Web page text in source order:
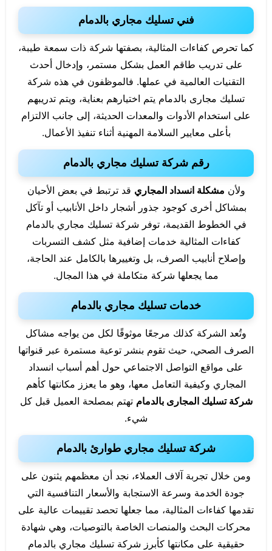
فني تسليك مجاري بالدمام
كما تحرص كفاءات المثالية، بصفتها شركة ذات سمعة طيبة،
على تدريب طاقم العمل بشكل مستمر، وإدخال أحدث
التقنيات العالمية في عملها. فالموظفون في هذه شركة
تسليك مجارى بالدمام يتم اختيارهم بعناية، ويتم تدريبهم
على استخدام الأدوات والمعدات الحديثة، إلى جانب الالتزام
بأعلى معايير السلامة المهنية أثناء تنفيذ الأعمال.
رقم شركة تسليك مجاري بالدمام
ولأن مشكلة انسداد المجاري قد ترتبط في بعض الأحيان
بمشاكل أخرى كوجود جذور أشجار داخل الأنابيب أو تآكل
في الخطوط القديمة، توفر شركة تسليك مجاري بالدمام
كفاءات المثالية خدمات إضافية مثل كشف التسربات
وإصلاح أنابيب الصرف، بل وتغييرها بالكامل عند الحاجة،
مما يجعلها شركة متكاملة في هذا المجال.
خدمات تسليك مجاري بالدمام
وتُعد الشركة كذلك مرجعًا موثوقًا لكل من يواجه مشاكل
الصرف الصحي، حيث تقوم بنشر توعية مستمرة عبر قنواتها
على مواقع التواصل الاجتماعي حول أهم أسباب انسداد
المجاري وكيفية التعامل معها، وهو ما يعزز مكانتها كأهم
شركة تسليك المجارى بالدمام تهتم بمصلحة العميل قبل كل
شيء.
شركة تسليك مجاري طوارئ بالدمام
ومن خلال تجربة آلاف العملاء، نجد أن معظمهم يثنون على
جودة الخدمة وسرعة الاستجابة والأسعار التنافسية التي
تقدمها كفاءات المثالية، مما جعلها تحصد تقييمات عالية على
محركات البحث والمنصات الخاصة بالتوصيات، وهي شهادة
حقيقية على مكانتها كأبرز شركة تسليك مجاري بالدمام